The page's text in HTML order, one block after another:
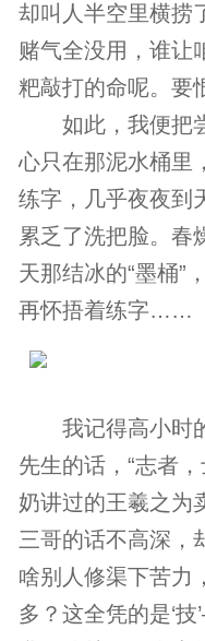
却叫人半空里横捞
赌气全没用，谁让
粑敲打的命呢。
如此，我便把
心只在那泥水桶里
练字，几乎夜夜到
累乏了洗把脸。春
天那结冰的“墨桶”
再怀捂着练字……
我记得高小时
先生的话，“志者
奶讲过的王羲之为
三哥的话不高深，
啥别人修渠下苦力
多？这全凭的是‘